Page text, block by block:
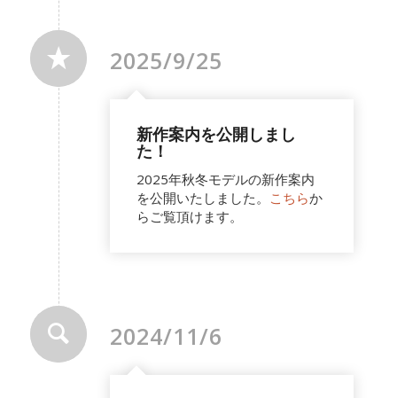
2025/9/25
新作案内を公開しまし
た！
2025年秋冬モデルの新作案内
を公開いたしました。 こちらか
らご覧頂けます。
2024/11/6